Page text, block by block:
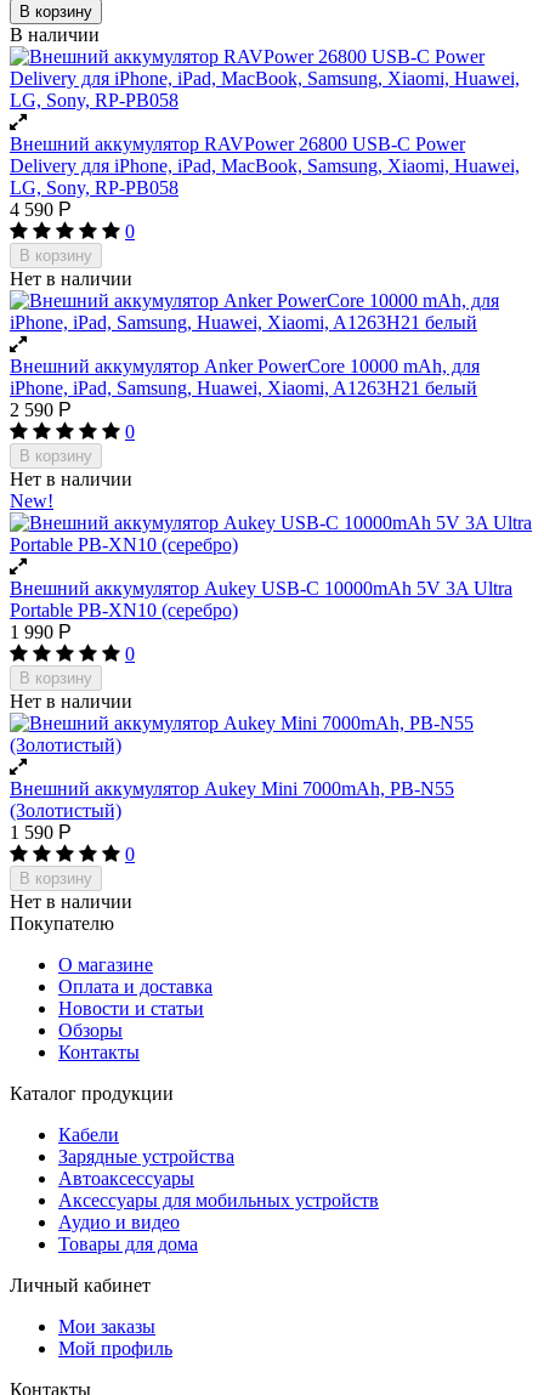
В корзину
В наличии
Внешний аккумулятор RAVPower 26800 USB-C Power
Delivery для iPhone, iPad, MacBook, Samsung, Xiaomi, Huawei,
LG, Sony, RP-PB058
4 590 Р
0
В корзину
Нет в наличии
Внешний аккумулятор Anker PowerCore 10000 mAh, для
iPhone, iPad, Samsung, Huawei, Xiaomi, A1263H21 белый
2 590 Р
0
В корзину
Нет в наличии
New!
Внешний аккумулятор Aukey USB-C 10000mAh 5V 3A Ultra
Portable PB-XN10 (cеребро)
1 990 Р
0
В корзину
Нет в наличии
Внешний аккумулятор Aukey Mini 7000mAh, PB-N55
(Золотистый)
1 590 Р
0
В корзину
Нет в наличии
Покупателю
О магазине
Оплата и доставка
Новости и статьи
Обзоры
Контакты
Каталог продукции
Кабели
Зарядные устройства
Автоаксессуары
Аксессуары для мобильных устройств
Аудио и видео
Товары для дома
Личный кабинет
Мои заказы
Мой профиль
Контакты